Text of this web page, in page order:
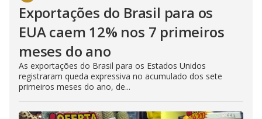
Exportações do Brasil para os
EUA caem 12% nos 7 primeiros
meses do ano
As exportações do Brasil para os Estados Unidos
registraram queda expressiva no acumulado dos sete
primeiros meses do ano, de...